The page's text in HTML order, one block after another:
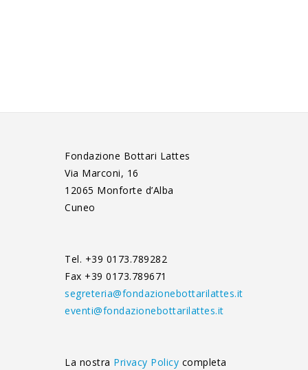
Fondazione Bottari Lattes
Via Marconi, 16
12065 Monforte d’Alba
Cuneo
Tel. +39 0173.789282
Fax +39 0173.789671
segreteria@fondazionebottarilattes.it
eventi@fondazionebottarilattes.it
La nostra Privacy Policy completa